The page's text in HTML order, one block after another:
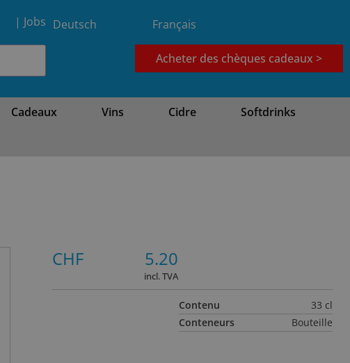
| Jobs Deutsch Français
Acheter des chèques cadeaux >
Cadeaux Vins Cidre
Softdrinks
CHF 5.20
incl. TVA
Contenu
33 cl
Conteneurs
Bouteille